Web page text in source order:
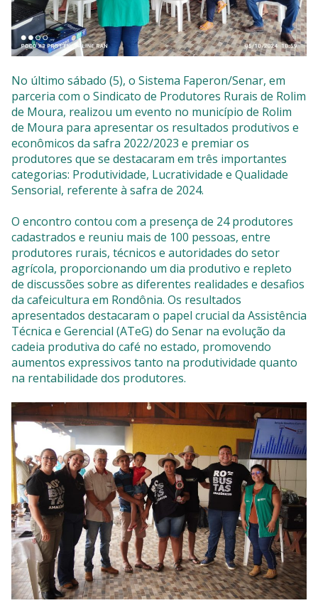
No último sábado (5), o Sistema Faperon/Senar, em
parceria com o Sindicato de Produtores Rurais de Rolim
de Moura, realizou um evento no município de Rolim
de Moura para apresentar os resultados produtivos e
econômicos da safra 2022/2023 e premiar os
produtores que se destacaram em três importantes
categorias: Produtividade, Lucratividade e Qualidade
Sensorial, referente à safra de 2024.
O encontro contou com a presença de 24 produtores
cadastrados e reuniu mais de 100 pessoas, entre
produtores rurais, técnicos e autoridades do setor
agrícola, proporcionando um dia produtivo e repleto
de discussões sobre as diferentes realidades e desafios
da cafeicultura em Rondônia. Os resultados
apresentados destacaram o papel crucial da Assistência
Técnica e Gerencial (ATeG) do Senar na evolução da
cadeia produtiva do café no estado, promovendo
aumentos expressivos tanto na produtividade quanto
na rentabilidade dos produtores.